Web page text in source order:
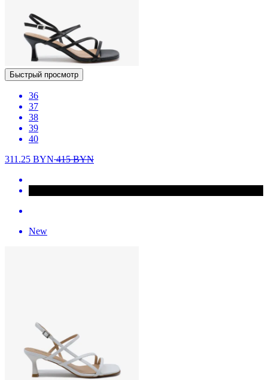
Быстрый просмотр
36
37
38
39
40
311.25 BYN415BYN
New